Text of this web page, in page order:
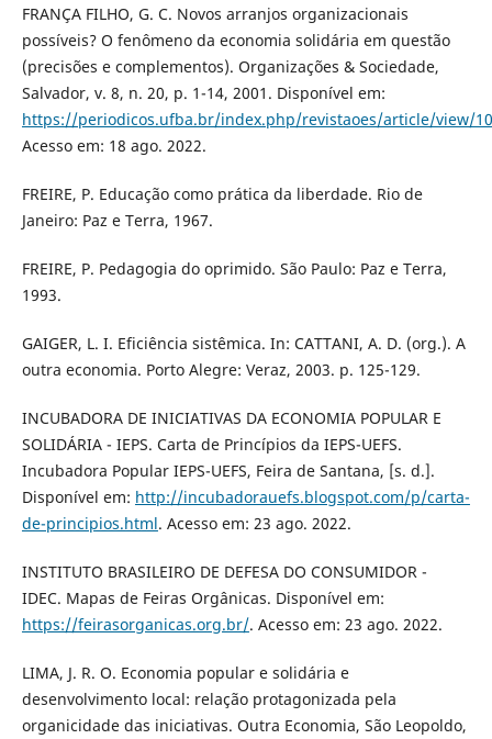
FRANÇA FILHO, G. C. Novos arranjos organizacionais
possíveis? O fenômeno da economia solidária em questão
(precisões e complementos). Organizações & Sociedade,
Salvador, v. 8, n. 20, p. 1-14, 2001. Disponível em:
https://periodicos.ufba.br/index.php/revistaoes/article/view/
Acesso em: 18 ago. 2022.
FREIRE, P. Educação como prática da liberdade. Rio de
Janeiro: Paz e Terra, 1967.
FREIRE, P. Pedagogia do oprimido. São Paulo: Paz e Terra,
1993.
GAIGER, L. I. Eficiência sistêmica. In: CATTANI, A. D. (org.). A
outra economia. Porto Alegre: Veraz, 2003. p. 125-129.
INCUBADORA DE INICIATIVAS DA ECONOMIA POPULAR E
SOLIDÁRIA - IEPS. Carta de Princípios da IEPS-UEFS.
Incubadora Popular IEPS-UEFS, Feira de Santana, [s. d.].
Disponível em: http://incubadorauefs.blogspot.com/p/carta-
de-principios.html. Acesso em: 23 ago. 2022.
INSTITUTO BRASILEIRO DE DEFESA DO CONSUMIDOR -
IDEC. Mapas de Feiras Orgânicas. Disponível em:
https://feirasorganicas.org.br/. Acesso em: 23 ago. 2022.
LIMA, J. R. O. Economia popular e solidária e
desenvolvimento local: relação protagonizada pela
organicidade das iniciativas. Outra Economia, São Leopoldo,